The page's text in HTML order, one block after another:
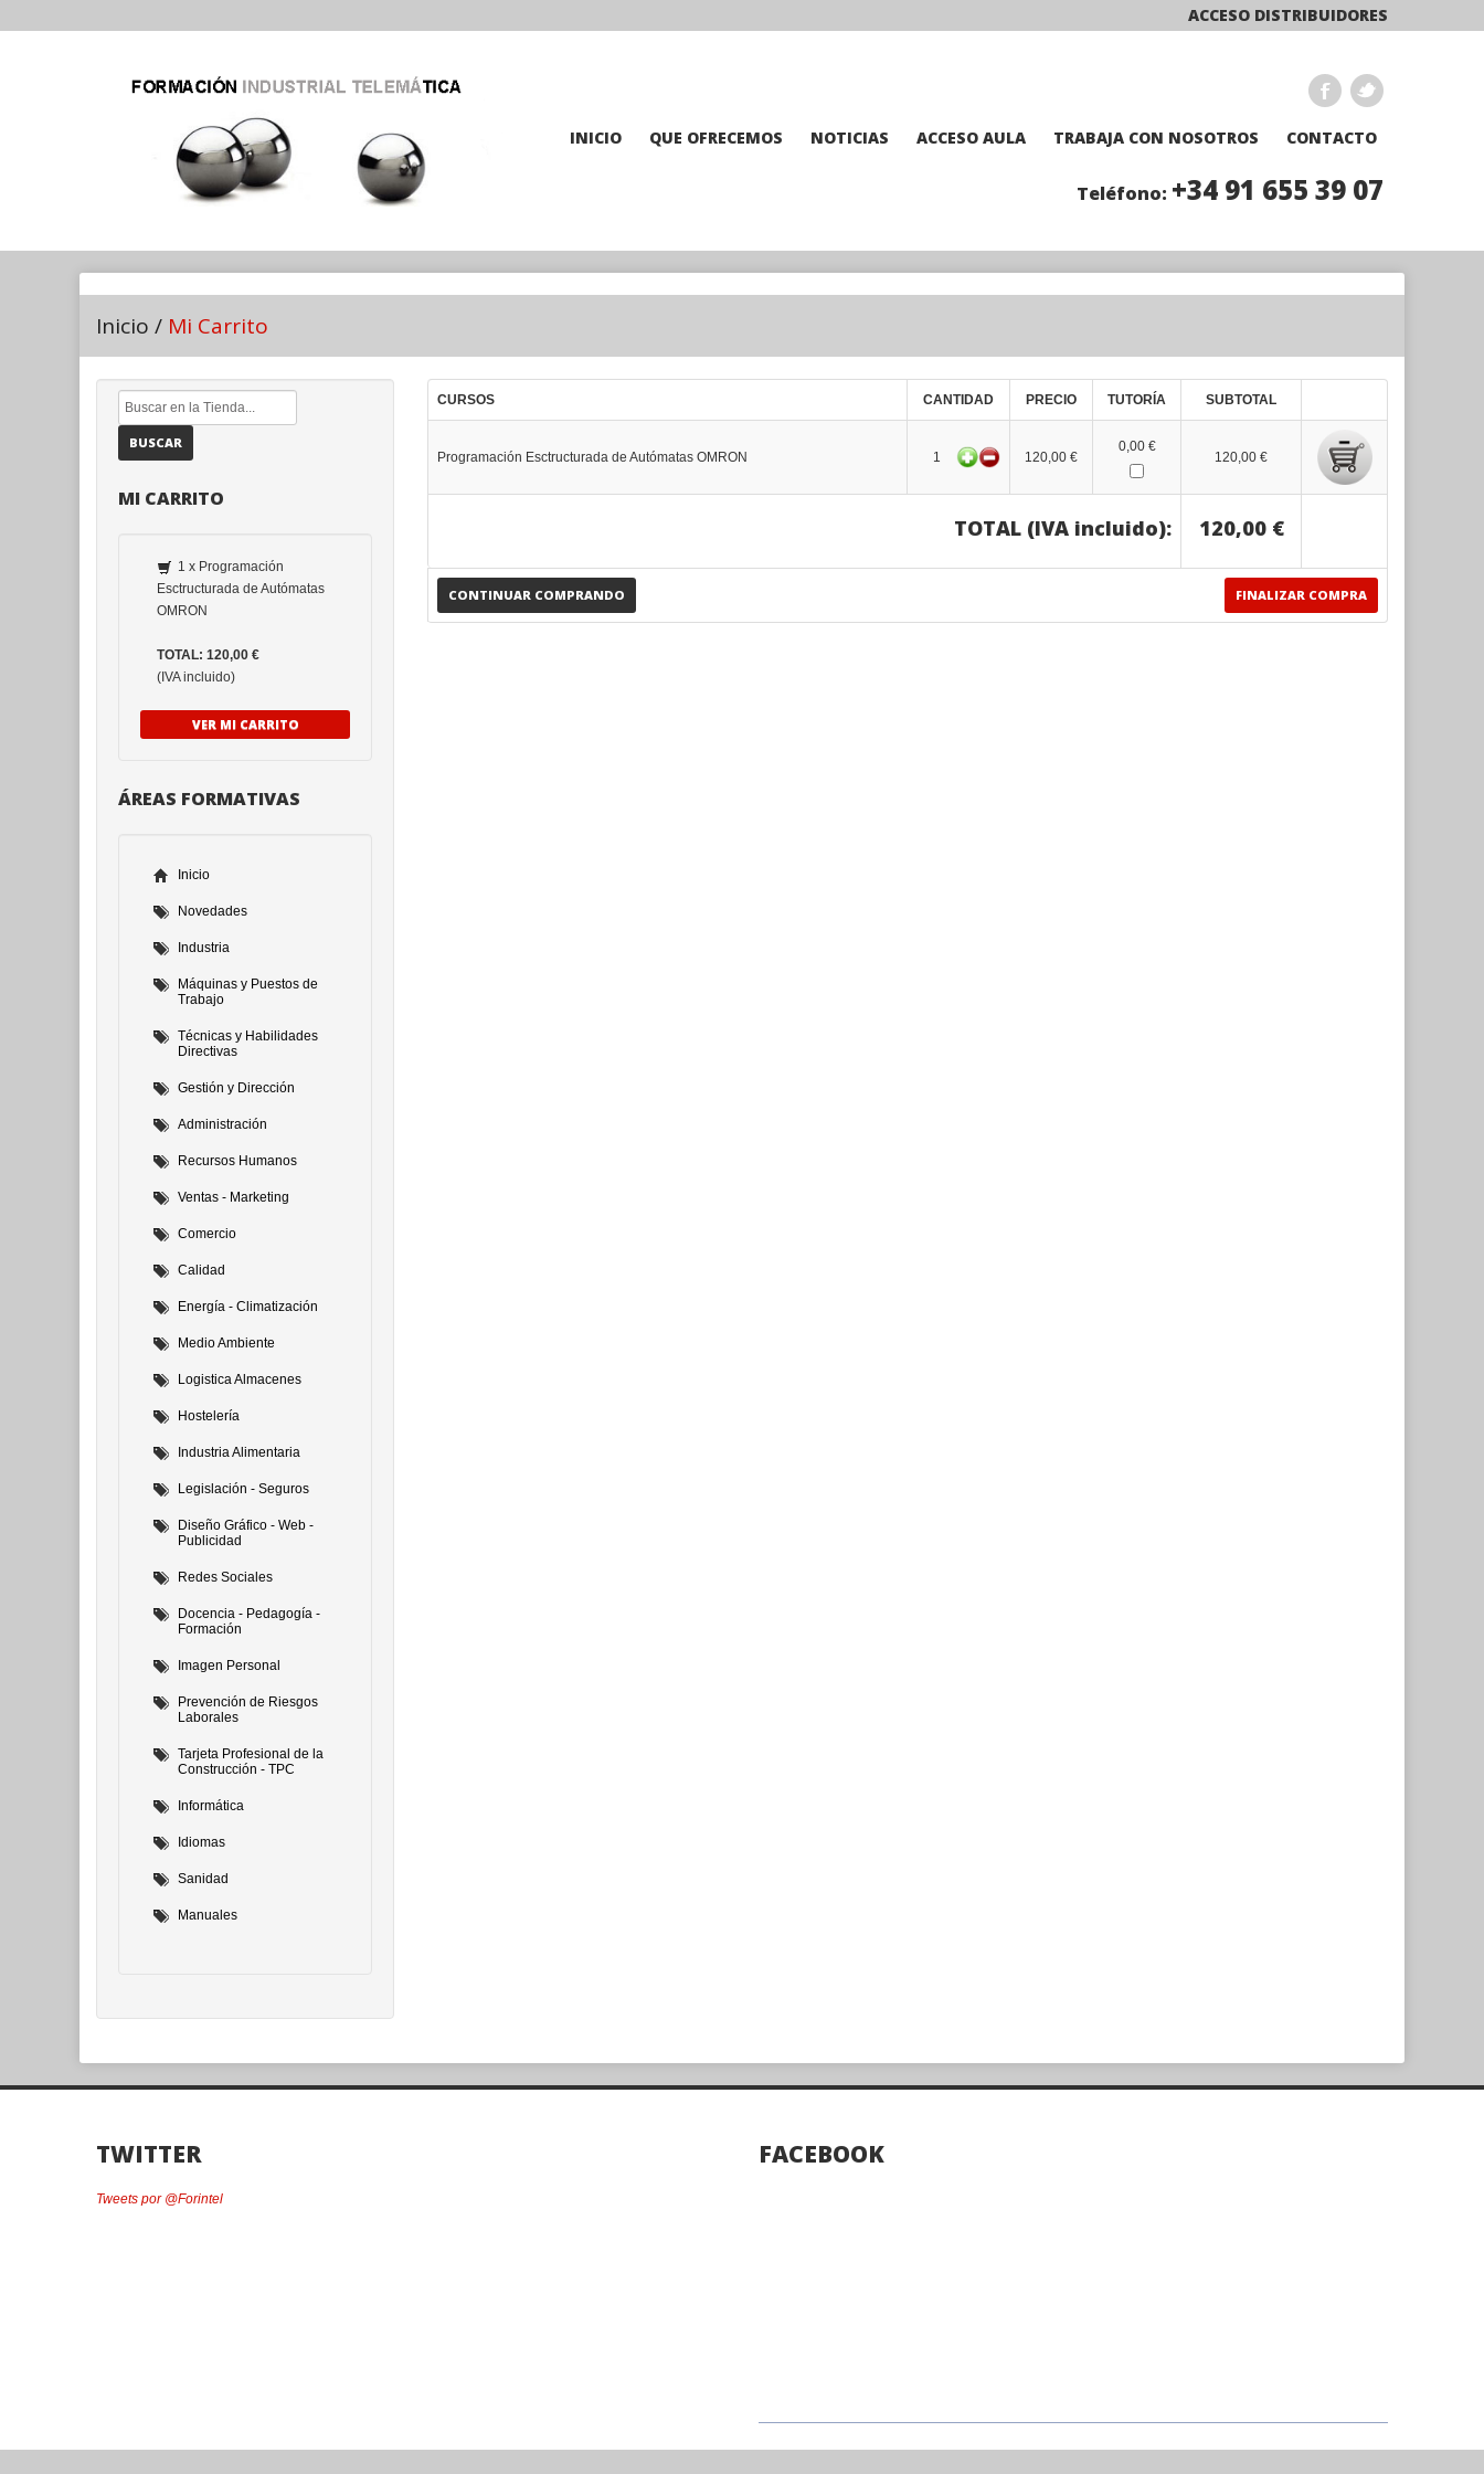
ACCESO DISTRIBUIDORES
INICIO QUE OFRECEMOS NOTICIAS ACCESO AULA TRABAJA CON NOSOTROS CONTACTO
Teléfono: +34 91 655 39 07
Inicio / Mi Carrito
BUSCAR
MI CARRITO
1 x Programación
Esctructurada de Autómatas
OMRON
TOTAL: 120,00 €
(IVA incluido)
VER MI CARRITO
ÁREAS FORMATIVAS
Inicio
Novedades
Industria
Máquinas y Puestos de
Trabajo
Técnicas y Habilidades
Directivas
Gestión y Dirección
Administración
Recursos Humanos
Ventas - Marketing
Comercio
Calidad
Energía - Climatización
Medio Ambiente
Logistica Almacenes
Hostelería
Industria Alimentaria
Legislación - Seguros
Diseño Gráfico - Web -
Publicidad
Redes Sociales
Docencia - Pedagogía -
Formación
Imagen Personal
Prevención de Riesgos
Laborales
Tarjeta Profesional de la
Construcción - TPC
Informática
Idiomas
Sanidad
Manuales
CURSOS CANTIDAD PRECIO TUTORÍA SUBTOTAL
CONTINUAR COMPRANDO FINALIZAR COMPRA
Programación Esctructurada de Autómatas OMRON 1 120,00 €
0,00 €
120,00 €
TOTAL (IVA incluido): 120,00 €
TWITTER
Tweets por @Forintel
FACEBOOK